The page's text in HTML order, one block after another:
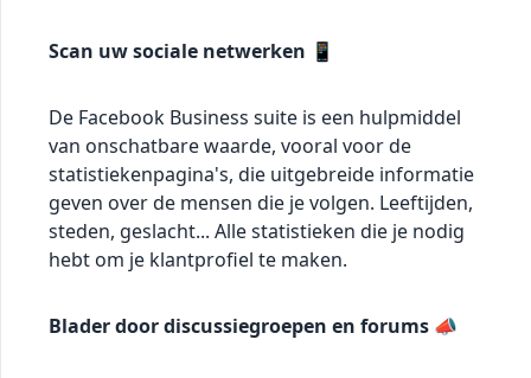
Scan uw sociale netwerken 📱
De Facebook Business suite is een hulpmiddel
van onschatbare waarde, vooral voor de
statistiekenpagina's, die uitgebreide informatie
geven over de mensen die je volgen. Leeftijden,
steden, geslacht... Alle statistieken die je nodig
hebt om je klantprofiel te maken.
Blader door discussiegroepen en forums 📣